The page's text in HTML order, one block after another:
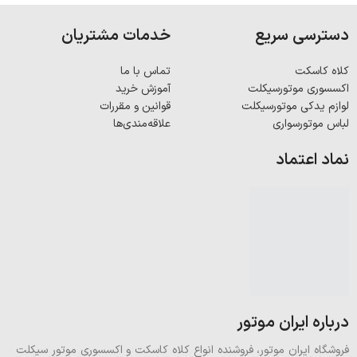
دسترسی سریع
کلاه کاسکت
اکسسوری موتورسیکلت
لوازم یدکی موتورسیکلت
لباس موتورسواری
خدمات مشتریان
تماس با ما
آموزش خرید
قوانین و مقررات
علاقه‌مندی‌ها
نماد اعتماد
درباره ایران موتور
فروشگاه ایران موتور، فروشنده انواع کلاه کاسکت و اکسسوری موتور سیکلت